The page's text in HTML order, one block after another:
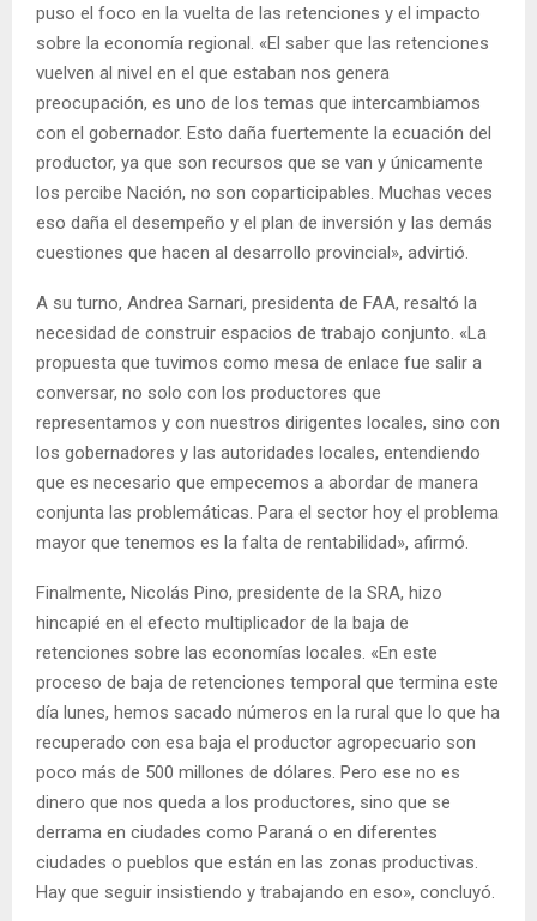
puso el foco en la vuelta de las retenciones y el impacto
sobre la economía regional. «El saber que las retenciones
vuelven al nivel en el que estaban nos genera
preocupación, es uno de los temas que intercambiamos
con el gobernador. Esto daña fuertemente la ecuación del
productor, ya que son recursos que se van y únicamente
los percibe Nación, no son coparticipables. Muchas veces
eso daña el desempeño y el plan de inversión y las demás
cuestiones que hacen al desarrollo provincial», advirtió.
A su turno, Andrea Sarnari, presidenta de FAA, resaltó la
necesidad de construir espacios de trabajo conjunto. «La
propuesta que tuvimos como mesa de enlace fue salir a
conversar, no solo con los productores que
representamos y con nuestros dirigentes locales, sino con
los gobernadores y las autoridades locales, entendiendo
que es necesario que empecemos a abordar de manera
conjunta las problemáticas. Para el sector hoy el problema
mayor que tenemos es la falta de rentabilidad», afirmó.
Finalmente, Nicolás Pino, presidente de la SRA, hizo
hincapié en el efecto multiplicador de la baja de
retenciones sobre las economías locales. «En este
proceso de baja de retenciones temporal que termina este
día lunes, hemos sacado números en la rural que lo que ha
recuperado con esa baja el productor agropecuario son
poco más de 500 millones de dólares. Pero ese no es
dinero que nos queda a los productores, sino que se
derrama en ciudades como Paraná o en diferentes
ciudades o pueblos que están en las zonas productivas.
Hay que seguir insistiendo y trabajando en eso», concluyó.